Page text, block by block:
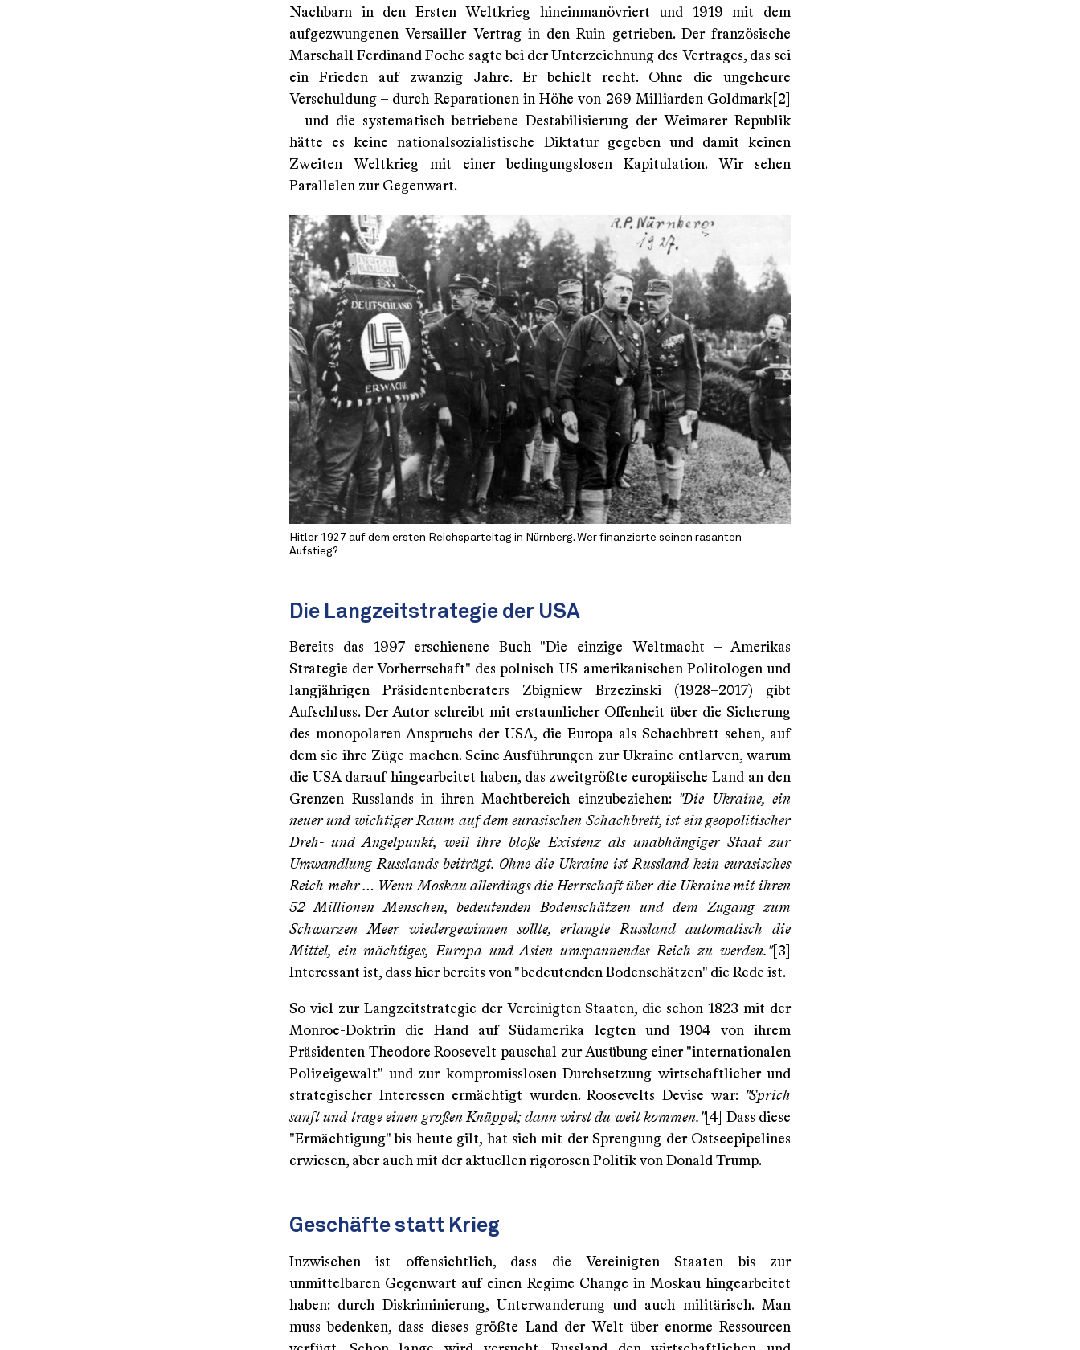
Nachbarn in den Ersten Weltkrieg hineinmanövriert und 1919 mit dem
aufgezwungenen Versailler Vertrag in den Ruin getrieben. Der französische
Marschall Ferdinand Foche sagte bei der Unterzeichnung des Vertrages, das sei
ein Frieden auf zwanzig Jahre. Er behielt recht. Ohne die ungeheure
Verschuldung – durch Reparationen in Höhe von 269 Milliarden Goldmark[2]
– und die systematisch betriebene Destabilisierung der Weimarer Republik
hätte es keine nationalsozialistische Diktatur gegeben und damit keinen
Zweiten Weltkrieg mit einer bedingungslosen Kapitulation. Wir sehen
Parallelen zur Gegenwart.
Hitler 1927 auf dem ersten Reichsparteitag in Nürnberg. Wer finanzierte seinen rasanten
Aufstieg?
Die Langzeitstrategie der USA
Bereits das 1997 erschienene Buch "Die einzige Weltmacht – Amerikas
Strategie der Vorherrschaft" des polnisch-US-amerikanischen Politologen und
langjährigen Präsidentenberaters Zbigniew Brzezinski (1928–2017) gibt
Aufschluss. Der Autor schreibt mit erstaunlicher Offenheit über die Sicherung
des monopolaren Anspruchs der USA, die Europa als Schachbrett sehen, auf
dem sie ihre Züge machen. Seine Ausführungen zur Ukraine entlarven, warum
die USA darauf hingearbeitet haben, das zweitgrößte europäische Land an den
Grenzen Russlands in ihren Machtbereich einzubeziehen: "Die Ukraine, ein
neuer und wichtiger Raum auf dem eurasischen Schachbrett, ist ein geopolitischer
Dreh- und Angelpunkt, weil ihre bloße Existenz als unabhängiger Staat zur
Umwandlung Russlands beiträgt. Ohne die Ukraine ist Russland kein eurasisches
Reich mehr … Wenn Moskau allerdings die Herrschaft über die Ukraine mit ihren
52 Millionen Menschen, bedeutenden Bodenschätzen und dem Zugang zum
Schwarzen Meer wiedergewinnen sollte, erlangte Russland automatisch die
Mittel, ein mächtiges, Europa und Asien umspannendes Reich zu werden."[3]
Interessant ist, dass hier bereits von "bedeutenden Bodenschätzen" die Rede ist.
So viel zur Langzeitstrategie der Vereinigten Staaten, die schon 1823 mit der
Monroe-Doktrin die Hand auf Südamerika legten und 1904 von ihrem
Präsidenten Theodore Roosevelt pauschal zur Ausübung einer "internationalen
Polizeigewalt" und zur kompromisslosen Durchsetzung wirtschaftlicher und
strategischer Interessen ermächtigt wurden. Roosevelts Devise war: "Sprich
sanft und trage einen großen Knüppel; dann wirst du weit kommen."[4] Dass diese
"Ermächtigung" bis heute gilt, hat sich mit der Sprengung der Ostseepipelines
erwiesen, aber auch mit der aktuellen rigorosen Politik von Donald Trump.
Geschäfte statt Krieg
Inzwischen ist offensichtlich, dass die Vereinigten Staaten bis zur
unmittelbaren Gegenwart auf einen Regime Change in Moskau hingearbeitet
haben: durch Diskriminierung, Unterwanderung und auch militärisch. Man
muss bedenken, dass dieses größte Land der Welt über enorme Ressourcen